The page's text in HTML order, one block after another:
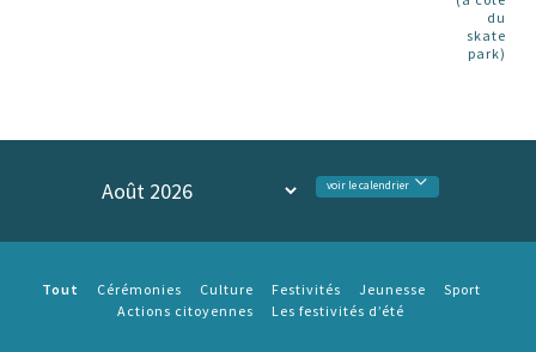
du
skate
park)
voir le calendrier
Tout Cérémonies Culture Festivités Jeunesse
Sport
Actions citoyennes
Les festivités d’été